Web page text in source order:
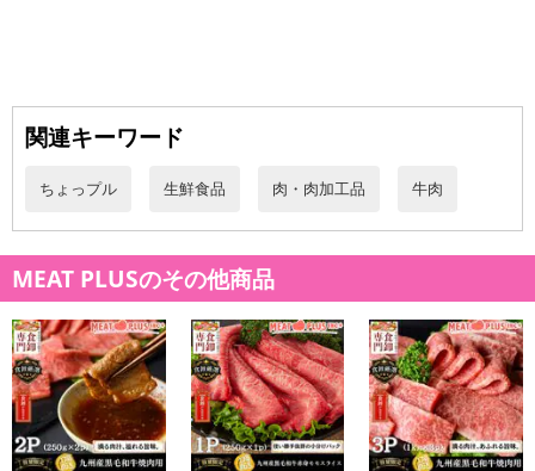
の甘みと、奥深い赤身の旨みが織りなすハーモニーは、まさに至福
の味わいです。きめ細やかな肉質は、どんな調理法でも柔らかく、
様々な料理でその真価を発揮します。
一枚一枚が大判にカットされているため、すき焼きやしゃぶしゃぶ
えば、いつもの食卓が格別の「ごちそう」へと変わります。 急な来
客時やお祝いの席にも重宝する、冷凍庫にストックしておきたい逸
品です。この機会に、ご家庭で本格的な和牛の美味しさをぜひご堪
能ください。
【おすすめポイント】
1.口の中でとろけるような脂の甘みと、赤身の豊かな旨みが絶妙な
バランスで広がり、和牛ならではの深い味わいをお楽しみいただけ
ます。
関連キーワード
ちょっプル 生鮮食品 肉・肉加工品 牛肉
MEAT PLUSのその他商品